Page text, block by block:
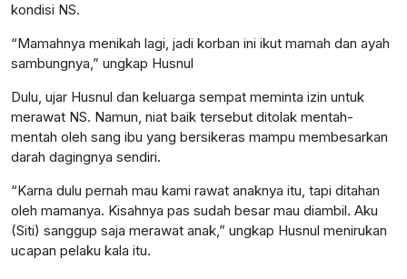
kondisi NS.
“Mamahnya menikah lagi, jadi korban ini ikut mamah dan ayah
sambungnya,” ungkap Husnul
Dulu, ujar Husnul dan keluarga sempat meminta izin untuk
merawat NS. Namun, niat baik tersebut ditolak mentah-
mentah oleh sang ibu yang bersikeras mampu membesarkan
darah dagingnya sendiri.
“Karna dulu pernah mau kami rawat anaknya itu, tapi ditahan
oleh mamanya. Kisahnya pas sudah besar mau diambil. Aku
(Siti) sanggup saja merawat anak,” ungkap Husnul menirukan
ucapan pelaku kala itu.